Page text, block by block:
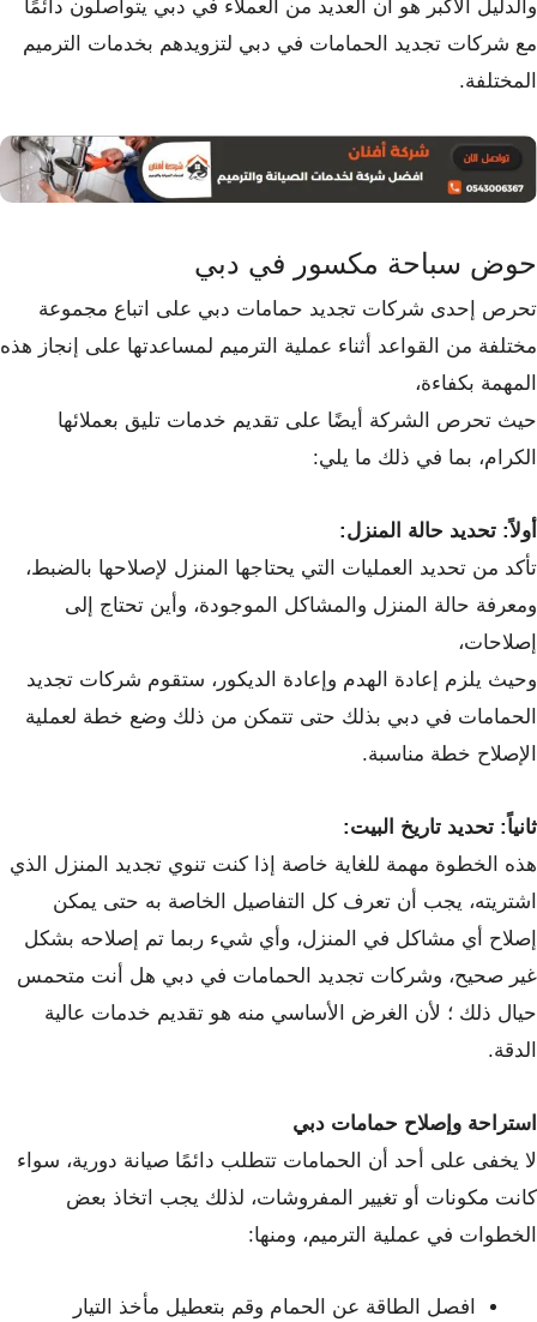
والدليل الأكبر هو أن العديد من العملاء في دبي يتواصلون دائمًا
مع شركات تجديد الحمامات في دبي لتزويدهم بخدمات الترميم
المختلفة.
حوض سباحة مكسور في دبي
تحرص إحدى شركات تجديد حمامات دبي على اتباع مجموعة
مختلفة من القواعد أثناء عملية الترميم لمساعدتها على إنجاز هذه
المهمة بكفاءة،
حيث تحرص الشركة أيضًا على تقديم خدمات تليق بعملائها
الكرام، بما في ذلك ما يلي:
أولاً: تحديد حالة المنزل:
تأكد من تحديد العمليات التي يحتاجها المنزل لإصلاحها بالضبط،
ومعرفة حالة المنزل والمشاكل الموجودة، وأين تحتاج إلى
إصلاحات،
وحيث يلزم إعادة الهدم وإعادة الديكور، ستقوم شركات تجديد
الحمامات في دبي بذلك حتى تتمكن من ذلك وضع خطة لعملية
الإصلاح خطة مناسبة.
ثانياً: تحديد تاريخ البيت:
هذه الخطوة مهمة للغاية خاصة إذا كنت تنوي تجديد المنزل الذي
اشتريته، يجب أن تعرف كل التفاصيل الخاصة به حتى يمكن
إصلاح أي مشاكل في المنزل، وأي شيء ربما تم إصلاحه بشكل
غير صحيح، وشركات تجديد الحمامات في دبي هل أنت متحمس
حيال ذلك ؛ لأن الغرض الأساسي منه هو تقديم خدمات عالية
الدقة.
استراحة وإصلاح حمامات دبي
لا يخفى على أحد أن الحمامات تتطلب دائمًا صيانة دورية، سواء
كانت مكونات أو تغيير المفروشات، لذلك يجب اتخاذ بعض
الخطوات في عملية الترميم، ومنها:
افصل الطاقة عن الحمام وقم بتعطيل مأخذ التيار